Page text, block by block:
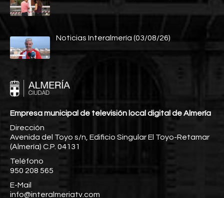
Noticias Interalmería (03/08/26)
Empresa municipal de televisión local digital de Almería
Dirección
Avenida del Toyo s/n, Edificio Singular El Toyo-Retamar
(Almería) C.P. 04131
Teléfono
950 208 565
E-Mail
info@interalmeriatv.com